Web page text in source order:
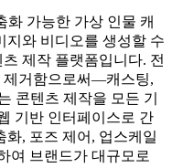
화 가능한 가상 인물 캐
지와 비디오를 생성할 수
제작 플랫폼입니다. 전
제거함으로써—캐스팅,
콘텐츠 제작을 모든 기
기반 인터페이스로 간
화, 포즈 제어, 업스케일
여 브랜드가 대규모로